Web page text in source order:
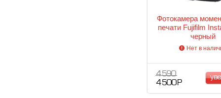
Фотокамера
печати Fujifilm
черный
Нет в
4 590
4 500 Р